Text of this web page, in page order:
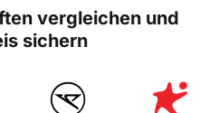
vergleichen und
sichern